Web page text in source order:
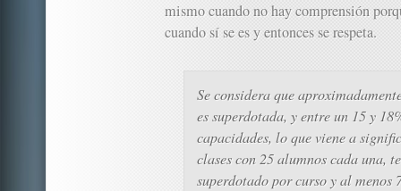
mismo cuando no hay comprensión
cuando sí se es y entonces se respeta.
Se considera que
es superdotada, y entre un 15 y
capacidades, lo que viene a
clases con 25 alumnos cada una,
superdotado por curso y al menos